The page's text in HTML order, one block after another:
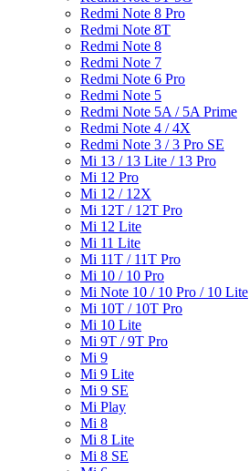
Redmi Note 8 Pro
Redmi Note 8T
Redmi Note 8
Redmi Note 7
Redmi Note 6 Pro
Redmi Note 5
Redmi Note 5A / 5A Prime
Redmi Note 4 / 4X
Redmi Note 3 / 3 Pro SE
Mi 13 / 13 Lite / 13 Pro
Mi 12 Pro
Mi 12 / 12X
Mi 12T / 12T Pro
Mi 12 Lite
Mi 11 Lite
Mi 11T / 11T Pro
Mi 10 / 10 Pro
Mi Note 10 / 10 Pro / 10 Lite
Mi 10T / 10T Pro
Mi 10 Lite
Mi 9T / 9T Pro
Mi 9
Mi 9 Lite
Mi 9 SE
Mi Play
Mi 8
Mi 8 Lite
Mi 8 SE